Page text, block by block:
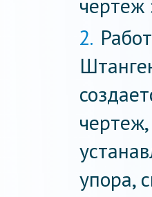
чертеж
упора,